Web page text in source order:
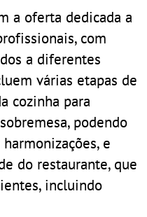
a oferta dedicada a
com
a diferentes
várias etapas de
cozinha para
podendo
e
do restaurante, que
incluindo